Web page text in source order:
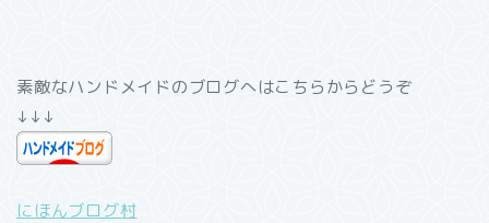
素敵なハンドメイドのブログへはこちらからどうぞ
↓↓↓
にほんブログ村